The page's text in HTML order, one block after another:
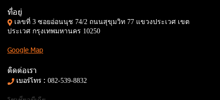
ที่อยู่
เลขที่ 3 ซอยอ่อนนุช 74/2 ถนนสุขุมวิท 77 แขวงประเวศ เขต
ประเวศ กรุงเทพมหานคร 10250
Google Map
ติดต่อเรา
เบอร์โทร : 082-539-8832